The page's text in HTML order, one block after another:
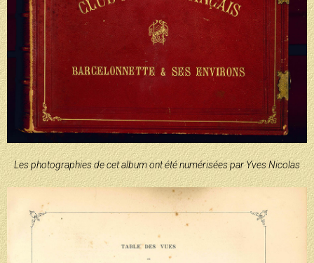
Les photographies de cet album ont été numérisées par Yves Nicolas